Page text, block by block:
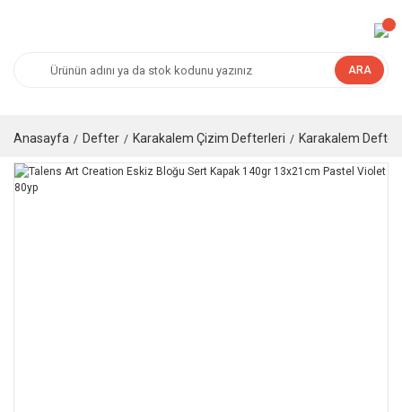
ARA
Anasayfa Defter Karakalem Çizim Defterleri Karakalem Defteri